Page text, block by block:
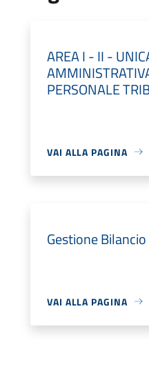
AREA I - II -
PERSONALE
VAI ALLA PAGINA
Gestione
VAI ALLA PAGINA